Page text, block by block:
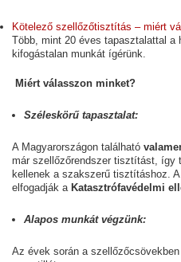
Kötelező szellőzőtisztítás – miért
Több, mint 20 éves tapasztalattal a
kifogástalan munkát ígérünk.
Miért válasszon minket?
Széleskörű tapasztalat:
A Magyarországon található
már szellőzőrendszer tisztítást, így
kellenek a szakszerű tisztításhoz.
elfogadják a Katasztrófavédelmi
Alapos munkát végzünk:
Az évek során a